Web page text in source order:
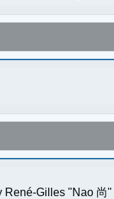
René-Gilles "Nao 尚